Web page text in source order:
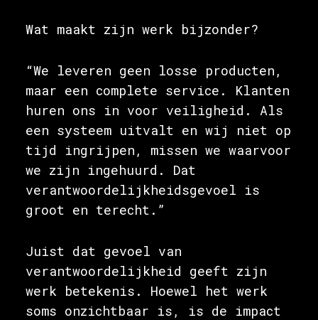
Wat maakt zijn werk bijzonder?
“We leveren geen losse producten,
maar een complete service. Klanten
huren ons in voor veiligheid. Als
een systeem uitvalt en wij niet op
tijd ingrijpen, missen we waarvoor
we zijn ingehuurd. Dat
verantwoordelijkheidsgevoel is
groot en terecht.”
Juist dat gevoel van
verantwoordelijkheid geeft zijn
werk betekenis. Hoewel het werk
soms onzichtbaar is, is de impact